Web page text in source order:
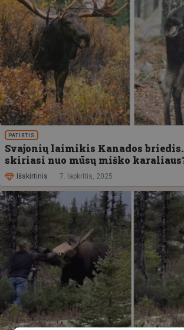
PATIRTIS
Svajonių laimikis Kanados
skiriasi nuo mūsų miško
Išskirtinis 7. lapkritis, 2025